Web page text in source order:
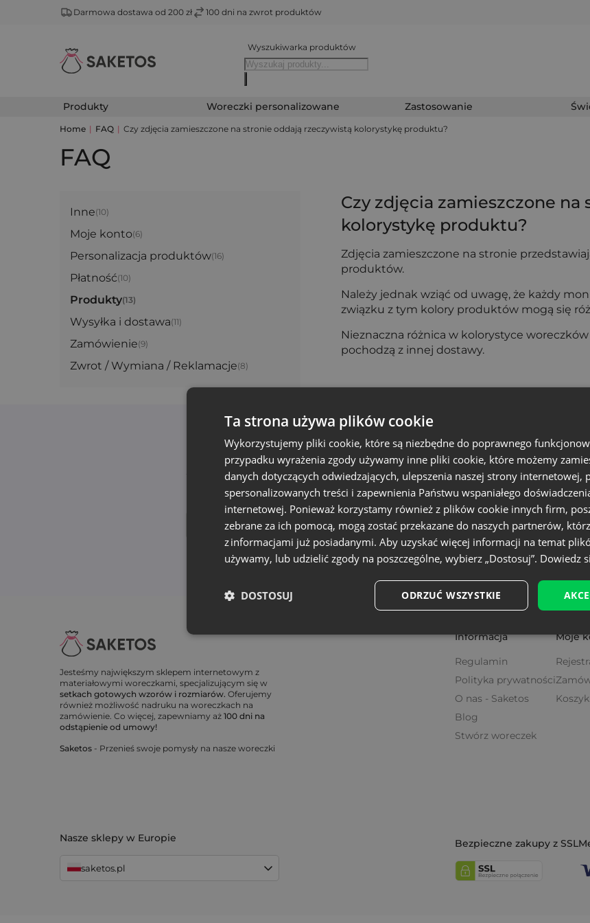
Darmowa dostawa od 200 zł 100 dni na zwrot produktów
Wyszukiwarka produktów
Produkty Woreczki personalizowane Zastosowanie
Home | FAQ | Czy zdjęcia zamieszczone na stronie oddają rzeczywistą kolorystykę produktu?
FAQ
Inne(10)
Moje konto(6)
Personalizacja produktów(16)
Płatność(10)
Produkty(13)
Wysyłka i dostawa(11)
Zamówienie(9)
Zwrot / Wymiana / Reklamacje(8)
Czy zdjęcia zamieszczone
kolorystykę produktu?
Zdjęcia zamieszczone na stronie
produktów.
Należy jednak wziąć od uwagę, że każdy
związku z tym kolory produktów mogą się
Nieznaczna różnica w kolorystyce
pochodzą z innej dostawy.
Newsletter
Zapisz się do newslettera i bądź na bieżąco z najnowszymi
Edukacja i nowości - bez zbędnego spamu. Bądź z
Aby poznać sposób przetwarzania danych, zapoznaj się z Polityką prywatności. Możesz
Jesteśmy największym sklepem internetowym z
materiałowymi woreczkami, specjalizującym się w
setkach gotowych wzorów i rozmiarów. Oferujemy
również możliwość nadruku na woreczkach na
zamówienie. Co więcej, zapewniamy aż 100 dni na
odstąpienie od umowy!
Saketos - Przenieś swoje pomysły na nasze woreczki
Nasze sklepy w Europie
saketos.pl
Informacja
Regulamin
Polityka prywatności
O nas - Saketos
Blog
Stwórz woreczek
Moje
Koszyk
Bezpieczne zakupy z SSL
Ta strona używa plików cookie
Wykorzystujemy pliki cookie, które są niezbędne do poprawnego
przypadku wyrażenia zgody używamy inne pliki cookie, które możemy
danych dotyczących odwiedzających, ulepszenia naszej strony internetowej,
spersonalizowanych treści i zapewnienia Państwu wspaniałego
internetowej. Ponieważ korzystamy również z plików cookie innych firm,
zebrane za ich pomocą, mogą zostać przekazane do naszych partnerów,
z informacjami już posiadanymi. Aby uzyskać więcej informacji na temat
używamy, lub udzielić zgody na poszczególne, wybierz „Dostosuj”. Dowiedz
ODRZUĆ WSZYSTKIE
DOSTOSUJ